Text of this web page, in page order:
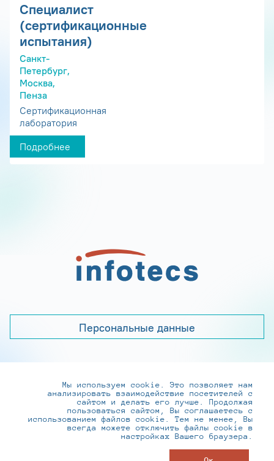
Специалист
(сертификационные
испытания)
Санкт-
Петербург,
Москва,
Пенза
Сертификационная
лаборатория
Подробнее
Персональные данные
+7 (495) 737-6192, 8-800-250-0-260
practice@infotecs.ru,hr@infotecs.ru
127273, г. Москва, Отрадная ул., 2Б строение 1
Мы используем cookie. Это позволяет нам
анализировать взаимодействие посетителей с
сайтом и делать его лучше. Продолжая
пользоваться сайтом, Вы соглашаетесь с
использованием файлов cookie. Тем не менее, Вы
всегда можете отключить файлы cookie в
настройках Вашего браузера.